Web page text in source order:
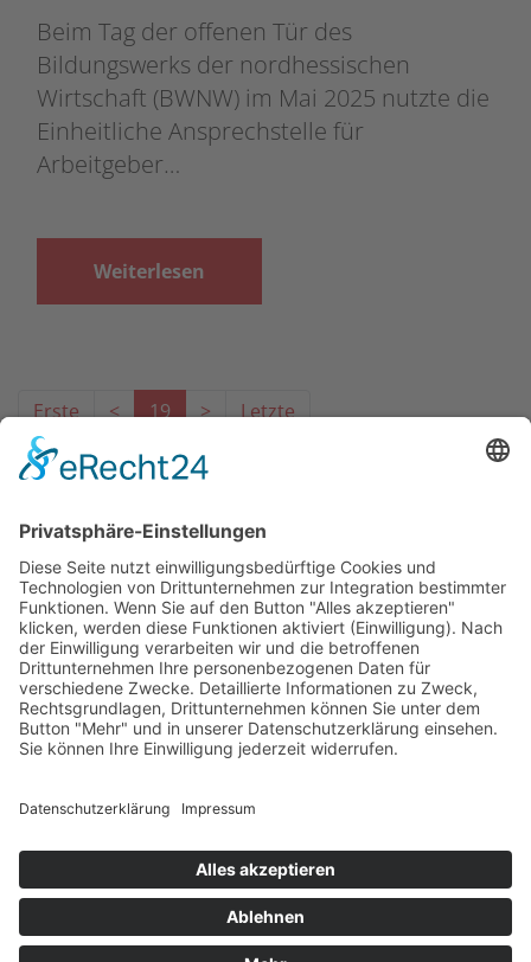
Beim Tag der offenen Tür des
Bildungswerks der nordhessischen
Wirtschaft (BWNW) im Mai 2025 nutzte die
Einheitliche Ansprechstelle für
Arbeitgeber…
Weiterlesen
Erste < 19 > Letzte
Das Projekt zur Implementierung der Einheitlichen
Ansprechstellen für Arbeitgeber gemäß § 185a SGB IX in
Hessen wird gefördert aus Mitteln des LWV Hessen
Integrationsamtes. Das Projekt wird unter Einbindung
des Hessischen Ministeriums für Arbeit, Integration,
Jugend und Soziales von der Forschungsstelle des
Bildungswerks der Hessischen Wirtschaft e. V.
durchgeführt.